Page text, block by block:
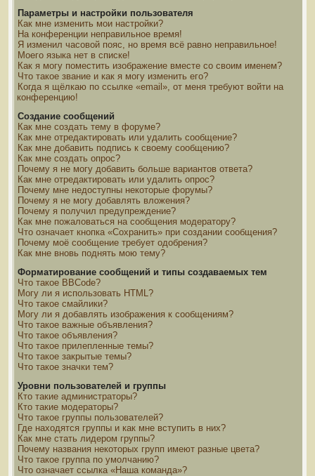
Параметры и настройки пользователя
Как мне изменить мои настройки?
На конференции неправильное время!
Я изменил часовой пояс, но время всё равно неправильное!
Моего языка нет в списке!
Как я могу поместить изображение вместе со своим именем?
Что такое звание и как я могу изменить его?
Когда я щёлкаю по ссылке «email», от меня требуют войти на
конференцию!
Создание сообщений
Как мне создать тему в форуме?
Как мне отредактировать или удалить сообщение?
Как мне добавить подпись к своему сообщению?
Как мне создать опрос?
Почему я не могу добавить больше вариантов ответа?
Как мне отредактировать или удалить опрос?
Почему мне недоступны некоторые форумы?
Почему я не могу добавлять вложения?
Почему я получил предупреждение?
Как мне пожаловаться на сообщения модератору?
Что означает кнопка «Сохранить» при создании сообщения?
Почему моё сообщение требует одобрения?
Как мне вновь поднять мою тему?
Форматирование сообщений и типы создаваемых тем
Что такое BBCode?
Могу ли я использовать HTML?
Что такое смайлики?
Могу ли я добавлять изображения к сообщениям?
Что такое важные объявления?
Что такое объявления?
Что такое прилепленные темы?
Что такое закрытые темы?
Что такое значки тем?
Уровни пользователей и группы
Кто такие администраторы?
Кто такие модераторы?
Что такое группы пользователей?
Где находятся группы и как мне вступить в них?
Как мне стать лидером группы?
Почему названия некоторых групп имеют разные цвета?
Что такое группа по умолчанию?
Что означает ссылка «Наша команда»?